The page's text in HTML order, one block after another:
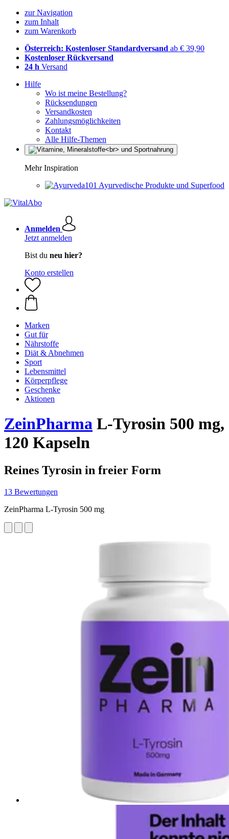
zur Navigation
zum Inhalt
zum Warenkorb
Österreich: Kostenloser Standardversand ab € 39,90
Kostenloser Rückversand
24 h Versand
Hilfe
Wo ist meine Bestellung?
Rücksendungen
Versandkosten
Zahlungsmöglichkeiten
Kontakt
Alle Hilfe-Themen
Mehr Inspiration
Ayurvedische Produkte und Superfood
Anmelden
Jetzt anmelden
Bist du neu hier?
Konto erstellen
Marken
Gut für
Nährstoffe
Diät & Abnehmen
Sport
Lebensmittel
Körperpflege
Geschenke
Aktionen
ZeinPharma L-Tyrosin 500 mg,
120 Kapseln
Reines Tyrosin in freier Form
13 Bewertungen
ZeinPharma L-Tyrosin 500 mg